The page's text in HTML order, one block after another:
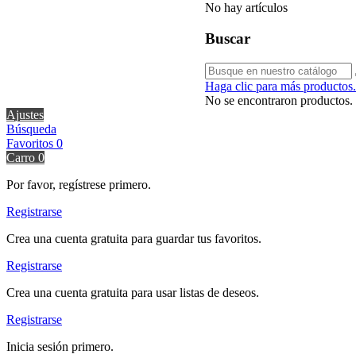
No hay artículos
Buscar
Haga clic para más productos.
No se encontraron productos.
Ajustes
Búsqueda
Favoritos 0
Carro 0
Por favor, regístrese primero.
Registrarse
Crea una cuenta gratuita para guardar tus favoritos.
Registrarse
Crea una cuenta gratuita para usar listas de deseos.
Registrarse
Inicia sesión primero.